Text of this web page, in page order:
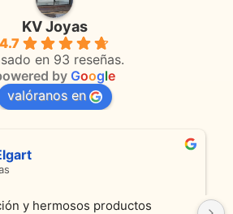
KV Joyas
4.7
en 93 reseñas.
by Google
valóranos en
días
espectaculares tanto